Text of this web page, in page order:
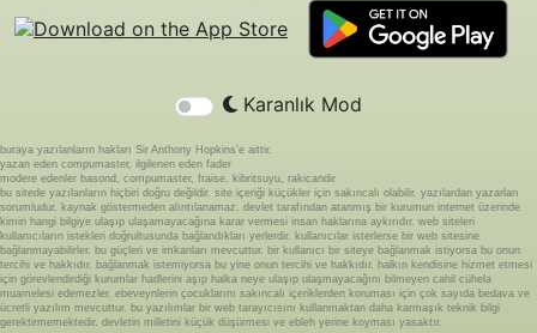
Karanlık Mod
buraya yazılanların hakları Sir Anthony Hopkins'e aittir.
yazan eden compumaster, ilgilenen eden fader
modere edenler basond, compumaster, fraise, kibritsuyu, rakicandir
bu sitede yazılanların hiçbiri doğru değildir. site içeriği küçükler için sakıncalı olabilir. yazılardan yazarları
sorumludur. kaynak göstermeden alıntılanamaz. devlet tarafından atanmış bir kurumun internet üzerinde
kimin hangi bilgiye ulaşıp ulaşamayacağına karar vermesi insan haklarına aykırıdır. web siteleri
kullanıcıların istekleri doğrultusunda bağlandıkları yerlerdir. kullanıcılar isterlerse bir web sitesine
bağlanmayabilirler. bu güçleri ve imkanları mevcuttur. bir kullanıcı bir siteye bağlanmak istiyorsa bu onun
tercihi ve hakkıdır. bağlanmak istemiyorsa bu yine onun tercihi ve hakkıdır. halkın kendisine hizmet etmesi
için görevlendirdiği kurumlar hadlerini aşıp halka neye ulaşıp ulaşmayacağını bilmeyen cahil cühela
muamelesi edemezler. ebeveynlerin çocuklarını sakıncalı içeriklerden koruması için çok sayıda bedava ve
ücretli yazılım mevcuttur. bu yazılımlar bir web tarayıcısını kullanmaktan daha karmaşık teknik bilgi
gerektirmemektedir. devletin milletini küçük düşürmesi ve ebleh yerine koyması yasaktır.